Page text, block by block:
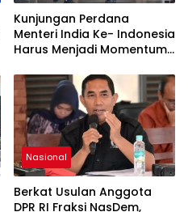
Kunjungan Perdana
Menteri India Ke- Indonesia
Harus Menjadi Momentum
Toleransi, Dan
Perlindungan Hak
Kelompok Minoritas
Nasional
Berkat Usulan Anggota
DPR RI Fraksi NasDem,